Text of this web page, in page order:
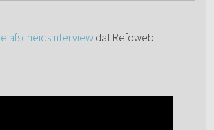
afscheidsinterviewdat Refoweb